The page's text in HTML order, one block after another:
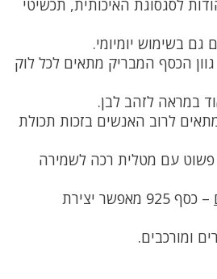
לסגסוגת האיכותית, תכשיטי
הכסף המבריק מתאים לכל לוק
במראה לזהב לבן.
לרוב האנשים בזכות תכולת
פשוט עם מטלית רכה לשמירה
– כסף 925 מאפשר יצירת
ומורכבים.